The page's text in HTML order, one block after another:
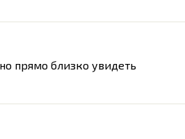
прямо близко увидеть